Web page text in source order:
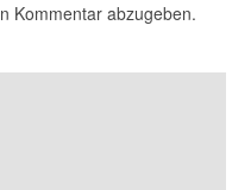
Kommentar abzugeben.